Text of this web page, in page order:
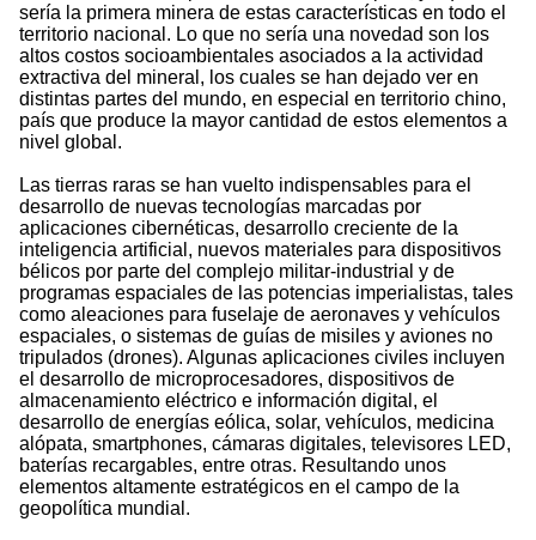
sería la primera minera de estas características en todo el
territorio nacional. Lo que no sería una novedad son los
altos costos socioambientales asociados a la actividad
extractiva del mineral, los cuales se han dejado ver en
distintas partes del mundo, en especial en territorio chino,
país que produce la mayor cantidad de estos elementos a
nivel global.
Las tierras raras se han vuelto indispensables para el
desarrollo de nuevas tecnologías marcadas por
aplicaciones cibernéticas, desarrollo creciente de la
inteligencia artificial, nuevos materiales para dispositivos
bélicos por parte del complejo militar-industrial y de
programas espaciales de las potencias imperialistas, tales
como aleaciones para fuselaje de aeronaves y vehículos
espaciales, o sistemas de guías de misiles y aviones no
tripulados (drones). Algunas aplicaciones civiles incluyen
el desarrollo de microprocesadores, dispositivos de
almacenamiento eléctrico e información digital, el
desarrollo de energías eólica, solar, vehículos, medicina
alópata, smartphones, cámaras digitales, televisores LED,
baterías recargables, entre otras. Resultando unos
elementos altamente estratégicos en el campo de la
geopolítica mundial.